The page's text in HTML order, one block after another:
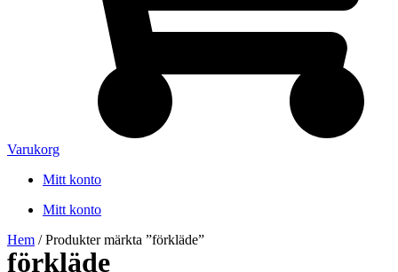
Varukorg
Mitt konto
Mitt konto
Hem / Produkter märkta ”förkläde”
förkläde